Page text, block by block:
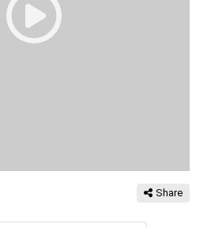
Share